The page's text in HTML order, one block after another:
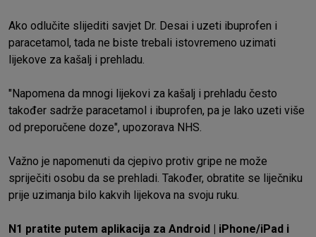
Ako odlučite slijediti savjet Dr. Desai i uzeti ibuprofen i
paracetamol, tada ne biste trebali istovremeno uzimati
lijekove za kašalj i prehladu.
"Napomena da mnogi lijekovi za kašalj i prehladu često
također sadrže paracetamol i ibuprofen, pa je lako uzeti više
od preporučene doze", upozorava NHS.
Važno je napomenuti da cjepivo protiv gripe ne može
spriječiti osobu da se prehladi. Također, obratite se liječniku
prije uzimanja bilo kakvih lijekova na svoju ruku.
N1 pratite putem aplikacija za Android iPhone/iPad i